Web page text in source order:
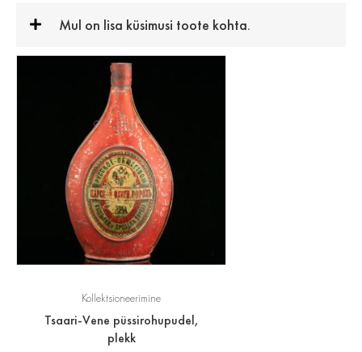
Mul on lisa küsimusi toote kohta.
Kollektsioneerimine
Tsaari-Vene püssirohupudel,
plekk